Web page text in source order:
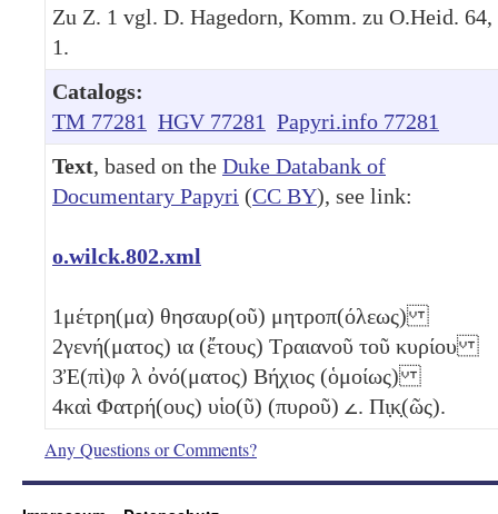
Zu Z. 1 vgl. D. Hagedorn, Komm. zu O.Heid. 64,
1.
Catalogs:
TM 77281 HGV 77281 Papyri.info 77281
Text, based on the Duke Databank of
Documentary Papyri (CC BY), see link:
o.wilck.802.xml
1μέτρη(μα) θησαυρ(οῦ) μητροπ(όλεως)
2γενή(ματος) ια (ἔτους) Τραιανοῦ τοῦ κυρίου
3Ἐ(πὶ)φ λ ὀνό(ματος) Βήχιος (ὁμοίως)
4καὶ Φατρή(ους) υἱο(ῦ) (πυροῦ) 𐅵. Πι̣κ̣(ῶς).
Any Questions or Comments?